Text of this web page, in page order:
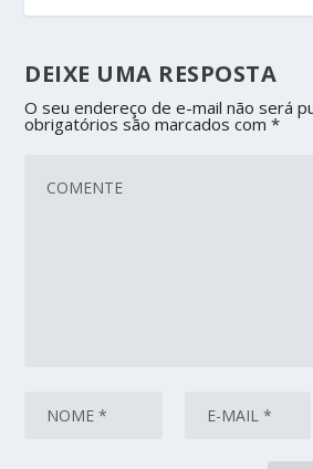
DEIXE UMA RESPOSTA
O seu endereço de e-mail não será
obrigatórios são marcados com*